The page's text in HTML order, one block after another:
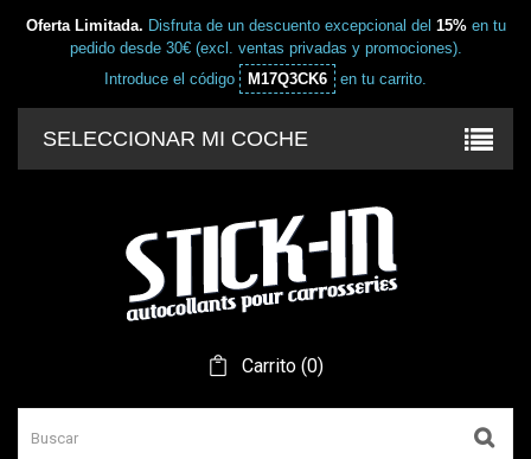
Oferta Limitada. Disfruta de un descuento excepcional del 15%en tu
pedido desde 30€ (excl. ventas privadas y promociones).
Introduce el código
M17Q3CK6 en tu carrito.
SELECCIONAR MI COCHE
Carrito (0)